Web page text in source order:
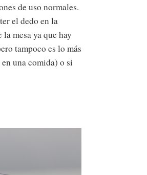
de uso normales.
el dedo en la
mesa ya que hay
tampoco es lo más
una comida) o si